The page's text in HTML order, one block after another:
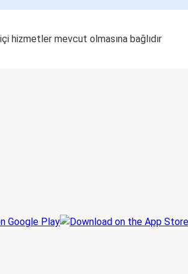
hizmetler mevcut olmasına bağlıdır